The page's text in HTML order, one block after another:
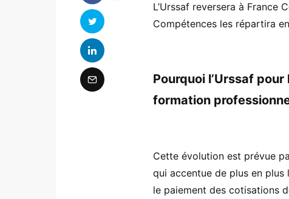
L’Urssaf reversera à France
Compétences les répartira
Pourquoi l’Urssaf
formation
Cette évolution est prévue
qui accentue de plus en
le paiement des cotisations